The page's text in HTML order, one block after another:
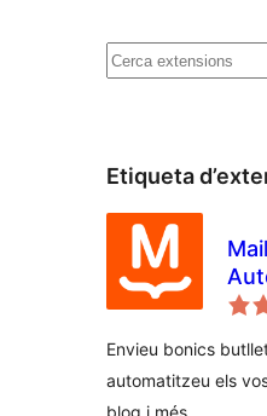
Cerca
Etiqueta
Envieu bonics
automatitzeu els
blog i més